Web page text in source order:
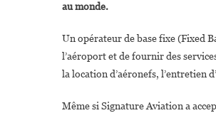
au monde.
Un opérateur de base fixe (Fixed
l’aéroport et de fournir des
la location d’aéronefs, l’entretien
Même si Signature Aviation a